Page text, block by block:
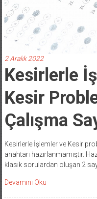
2 Aralık 2022
Kesirlerle
Kesir
Çalışma
Kesirlerle İşlemler ve Kesir
anahtarı hazırlanmamıştır.
klasik sorulardan oluşan 2
Devamını Oku